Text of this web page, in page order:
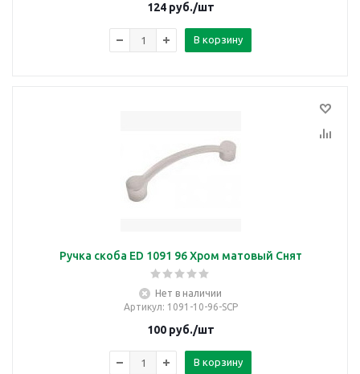
124руб./шт
В корзину
Ручка скоба ED 1091 96 Хром матовый Снят
Нет в наличии
Артикул: 1091-10-96-SCP
100руб./шт
В корзину